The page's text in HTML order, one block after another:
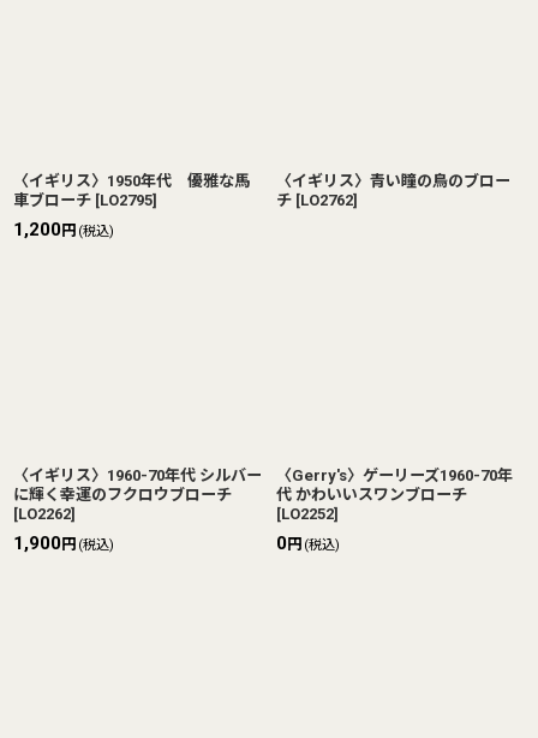
〈イギリス〉1950年代 優雅な馬
車ブローチ [LO2795]
1,200円 (税込)
〈イギリス〉青い瞳の鳥のブロー
チ [LO2762]
〈イギリス〉1960-70年代 シルバー
に輝く幸運のフクロウブローチ
[LO2262]
1,900円 (税込)
〈Gerry's〉ゲーリーズ1960-70年
代 かわいいスワンブローチ
[LO2252]
0円 (税込)